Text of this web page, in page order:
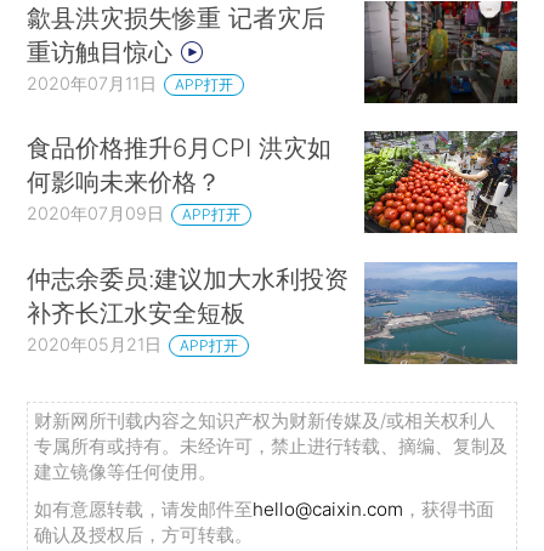
歙县洪灾损失惨重 记者灾后
重访触目惊心
2020年07月11日 APP打开
食品价格推升6月CPI 洪灾如
何影响未来价格？
2020年07月09日 APP打开
仲志余委员:建议加大水利投资
补齐长江水安全短板
2020年05月21日 APP打开
财新网所刊载内容之知识产权为财新传媒及/或相关权利人
专属所有或持有。未经许可，禁止进行转载、摘编、复制及
建立镜像等任何使用。
如有意愿转载，请发邮件至hello@caixin.com ，获得书面
确认及授权后，方可转载。